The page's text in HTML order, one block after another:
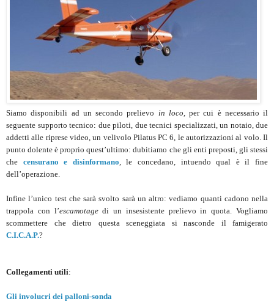
Siamo disponibili ad un secondo prelievo in loco , per cui è necessario il
seguente supporto tecnico: due piloti, due tecnici specializzati, un notaio, due
addetti alle riprese video, un velivolo Pilatus PC 6, le autorizzazioni al volo. Il
punto dolente è proprio quest’ultimo: dubitiamo che gli enti preposti, gli stessi
che censurano e disinformano , le concedano, intuendo qual è il fine
dell’operazione.
Infine l’unico test che sarà svolto sarà un altro: vediamo quanti cadono nella
trappola con l’escamotagedi un insesistente prelievo in quota. Vogliamo
scommettere che dietro questa sceneggiata si nasconde il famigerato
C.I.C.A.P.?
Collegamenti utili:
Gli involucri dei palloni-sonda